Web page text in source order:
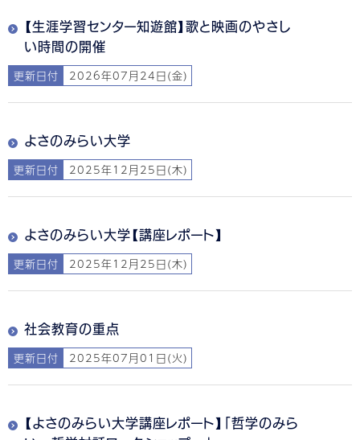
【生涯学習センター知遊館】歌と映画のやさし
い時間の開催
更新日付 2026年07月24日(金)
よさのみらい大学
更新日付 2025年12月25日(木)
よさのみらい大学【講座レポート】
更新日付 2025年12月25日(木)
社会教育の重点
更新日付 2025年07月01日(火)
【よさのみらい大学講座レポート】「哲学のみら